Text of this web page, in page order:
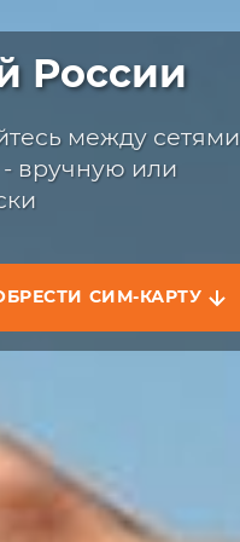
России
между сетями
вручную или
СИМ-КАРТУ
доставка
маркетплейсах
НА САЙТЕ